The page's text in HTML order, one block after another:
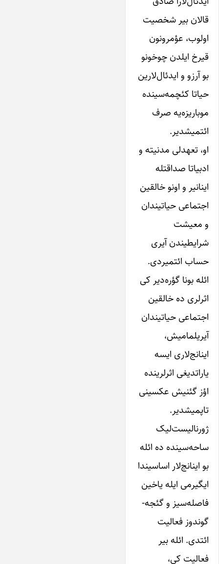
قالان بیر شخصیت
اولوب، عؤمرونون
قیرخ ایلدن چوخونو
بو آرزو و ایدئال‌لارین
حیاتا کئچمه‌سینده
موباریزه‌یه صرف
ائتمیشدیر.
او، تعهدلی مدنیته و
ادبیاتا صداقتله
اینانیر و اونو خالقین
اجتماعی حیاتیندان
و معیشت
شرایطیندن آیری
حساب ائتمیردی.
ائله بونا گؤره‌دیر کی
اثرلری ده خالقین
اجتماعی حیاتیندان
آیریلمامیش،
اینانج‌لاری ایسه
یاراتدیغی اثرلرینده
اؤز گئنیش عکسینی
تاپمیشدیر.
ژورنالیست‌لیک
ساحه‌سینده ده ائله
بو اینانج‌لار اساسیندا
ایگیرمی ایله یاخین
فاصله‌سیز و گئجه-
گوندوز فعالیت
ائتدی. ائله بیر
فعالیت کی،